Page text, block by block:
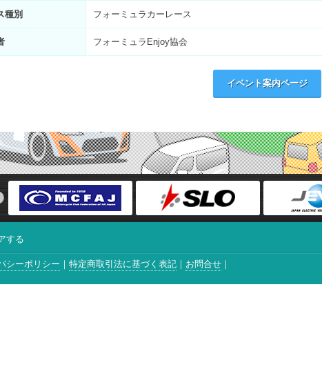
種別 フォーミュラカーレース
フォーミュラEnjoy協会
イベント案内ページ
する
シーポリシー 特定商取引法に基づく表記 お問合せ